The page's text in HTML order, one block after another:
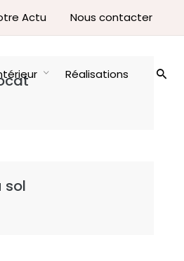
Actu Nous contacter
Réalisations
sol